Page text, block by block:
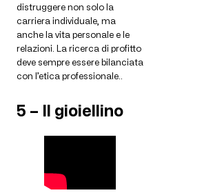
distruggere non solo la
carriera individuale, ma
anche la vita personale e le
relazioni. La ricerca di profitto
deve sempre essere bilanciata
con l’etica professionale..
5 – Il gioiellino